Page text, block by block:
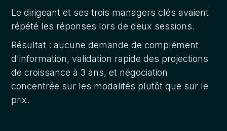
Le dirigeant et ses trois managers clés avaient
répété les réponses lors de deux sessions.
Résultat : aucune demande de complément
d'information, validation rapide des projections
de croissance à 3 ans, et négociation
concentrée sur les modalités plutôt que sur le
prix.